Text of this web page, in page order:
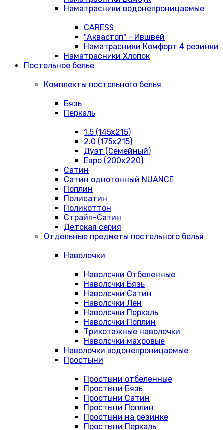
Наматрасники водонепроницаемые
CARESS
"Аквастоп" - Ившвей
Наматрасники Комфорт 4 резинки
Наматрасники Хлопок
Постельное белье
Комплекты постельного белья
Бязь
Перкаль
1.5 (145х215)
2.0 (175х215)
Дуэт (Семейный)
Евро (200х220)
Сатин
Сатин однотонный NUANCE
Поплин
Полисатин
Поликоттон
Страйп-Сатин
Детская серия
Отдельные предметы постельного белья
Наволочки
Наволочки Отбеленные
Наволочки Бязь
Наволочки Сатин
Наволочки Лен
Наволочки Перкаль
Наволочки Поплин
Трикотажные наволочки
Наволочки махровые
Наволочки водонепроницаемые
Простыни
Простыни отбеленные
Простыни Бязь
Простыни Сатин
Простыни Поплин
Простыни на резинке
Простыни Перкаль